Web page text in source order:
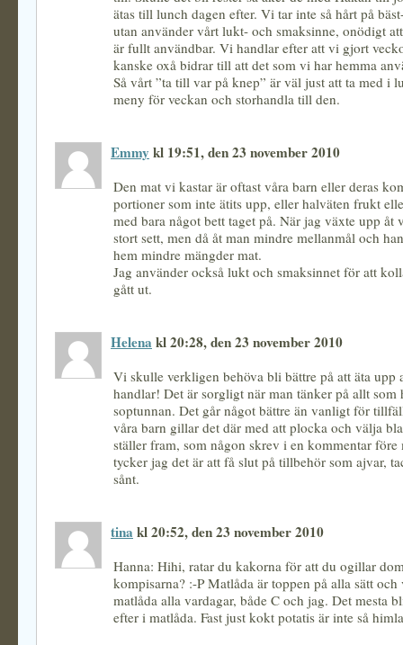
ätas till lunch dagen efter. Vi tar inte så hårt på
utan använder vårt lukt- och smaksinne, onödigt
är fullt användbar. Vi handlar efter att vi gjort
kanske oxå bidrar till att det som vi har hemma
Så vårt ”ta till var på knep” är väl just att ta med i
meny för veckan och storhandla till den.
Emmy kl 19:51, den 23 november 2010
Den mat vi kastar är oftast våra barn eller deras
portioner som inte ätits upp, eller halväten frukt
med bara något bett taget på. När jag växte upp åt
stort sett, men då åt man mindre mellanmål och
hem mindre mängder mat.
Jag använder också lukt och smaksinnet för att
gått ut.
Helena kl 20:28, den 23 november 2010
Vi skulle verkligen behöva bli bättre på att äta upp
handlar! Det är sorgligt när man tänker på allt som
soptunnan. Det går något bättre än vanligt för
våra barn gillar det där med att plocka och välja
ställer fram, som någon skrev i en kommentar före
tycker jag det är att få slut på tillbehör som ajvar,
sånt.
tina kl 20:52, den 23 november 2010
Hanna: Hihi, ratar du kakorna för att du ogillar
kompisarna? :-P Matlåda är toppen på alla sätt
matlåda alla vardagar, både C och jag. Det mesta
efter i matlåda. Fast just kokt potatis är inte så